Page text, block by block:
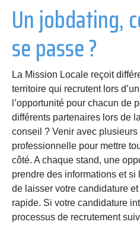
Un jobdating,
se passe ?
La Mission Locale reçoit
territoire qui recrutent lors
l’opportunité pour chacun de
différents partenaires lors de
conseil ? Venir avec
professionnelle pour mettre
côté. A chaque stand, une
prendre des informations et
de laisser votre candidature
rapide. Si votre candidature
processus de recrutement